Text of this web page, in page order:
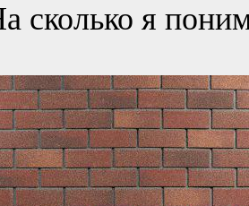
сколько я